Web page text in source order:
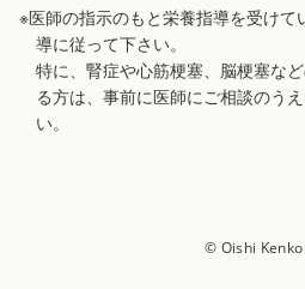
※医師の指示のもと栄養指導を受け
導に従って下さい。
特に、腎症や心筋梗塞、脳梗塞な
る方は、事前に医師にご相談のう
い。
© Oishi